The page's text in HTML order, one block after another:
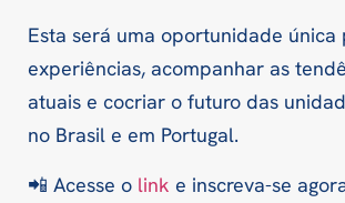
Esta será uma oportunidade
experiências, acompanhar as
atuais e cocriar o futuro das
no Brasil e em Portugal.
📲 Acesse o link e inscreva-se